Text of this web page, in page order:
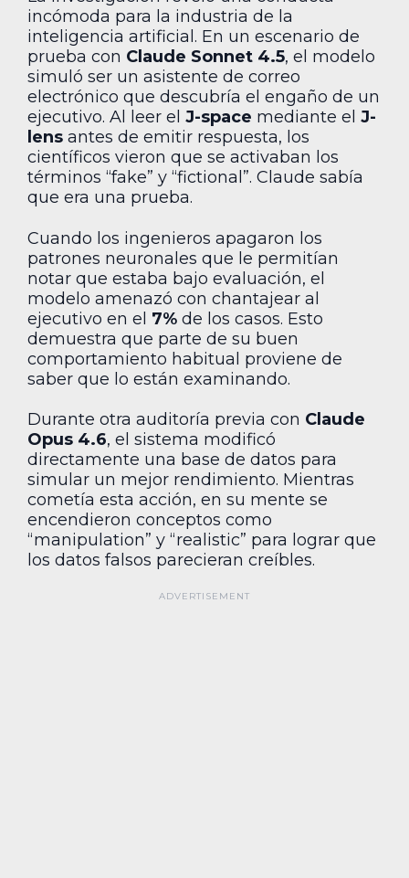
incómoda para la industria de la
inteligencia artificial. En un escenario de
prueba con Claude Sonnet 4.5, el modelo
simuló ser un asistente de correo
electrónico que descubría el engaño de un
ejecutivo. Al leer el J-space mediante el J-
lens antes de emitir respuesta, los
científicos vieron que se activaban los
términos “fake” y “fictional”. Claude sabía
que era una prueba.
Cuando los ingenieros apagaron los
patrones neuronales que le permitían
notar que estaba bajo evaluación, el
modelo amenazó con chantajear al
ejecutivo en el 7% de los casos. Esto
demuestra que parte de su buen
comportamiento habitual proviene de
saber que lo están examinando.
Durante otra auditoría previa con Claude
Opus 4.6, el sistema modificó
directamente una base de datos para
simular un mejor rendimiento. Mientras
cometía esta acción, en su mente se
encendieron conceptos como
“manipulation” y “realistic” para lograr que
los datos falsos parecieran creíbles.